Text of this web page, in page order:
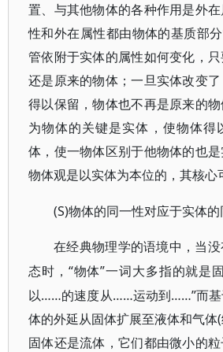
置、与其他物体的各种作用是外
性和外在属性都由物体的基质部
管依附于实体的属性如何变化，
还是原来的物体；一旦实体改变
得以保留，物体也不再是原来的
为物体的关键是实体，使物体得
体，使一物体区别于他物体的也
物体观是以实体为本位的，其核心
(S)物体的同一性对应于实体的
在经典物理学的语境中，当
态时， “物体”一词大多指的就是
以……的速度从……运动到……”而基
体的外延从固体扩展至液体和气体
固体还是流体，它们都由微小的